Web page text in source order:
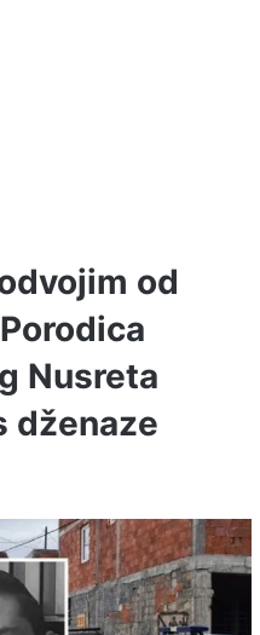
od
Nusreta
dženaze